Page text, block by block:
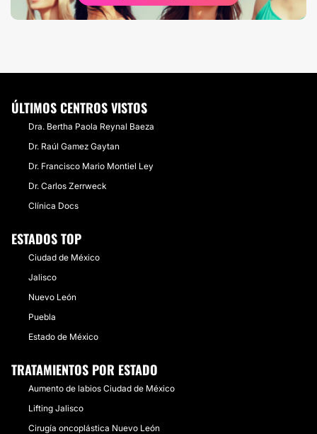
ÚLTIMOS CENTROS VISTOS
Dra. Bertha Paola Reynal Baeza
Dr. Raúl Gamez Gaytan​
Dr. Francisco Mario Montiel Ley
Dr. Carlos Zerrweck
Clínica Docs
ESTADOS TOP
Ciudad de México
Jalisco
Nuevo León
Puebla
Estado de México
TRATAMIENTOS POR ESTADO
Aumento de labios Ciudad de México
Lifting Jalisco
Cirugía oncoplástica Nuevo León